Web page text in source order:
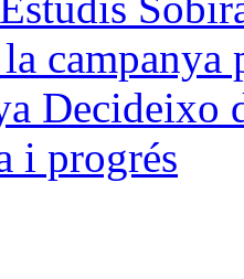
campanya
Decideixo
i progrés